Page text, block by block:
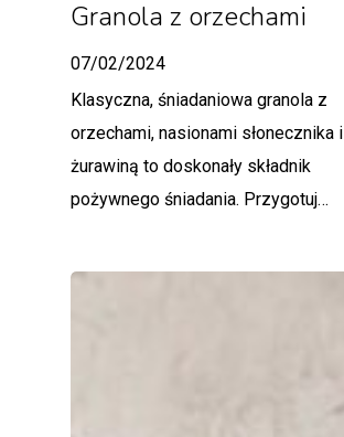
Granola z orzechami
07/02/2024
Klasyczna, śniadaniowa granola z
orzechami, nasionami słonecznika i
żurawiną to doskonały składnik
pożywnego śniadania. Przygotuj…